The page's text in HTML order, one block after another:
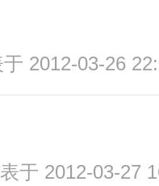
2012-03-26
于 2012-03-27